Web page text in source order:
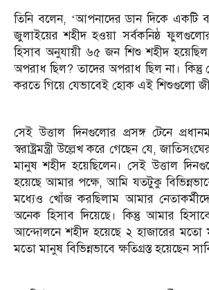
তিনি বলেন, ‘আপনাদের ডান দিকে একটি
জুলাইয়ের শহীদ হওয়া সর্বকনিষ্ঠ
হিসাব অনুযায়ী ৬৫ জন শিশু শহীদ
অপরাধ ছিল? তাদের অপরাধ ছিল না। কিন্তু
করতে গিয়ে যেভাবেই হোক এই শিশুগুলো
সেই উত্তাল দিনগুলোর প্রসঙ্গ টেনে
স্বরাষ্ট্রমন্ত্রী উল্লেখ করে গেছেন যে,
মানুষ শহীদ হয়েছিলেন। সেই উত্তাল
হয়েছে আমার পক্ষে, আমি যতটুকু
মধ্যেও খোঁজ করছিলাম আমার
অনেক হিসাব দিয়েছে। কিন্তু আমার
আন্দোলনে শহীদ হয়েছে ২ হাজারের মতো
মতো মানুষ বিভিন্নভাবে ক্ষতিগ্রস্ত হয়েছেন